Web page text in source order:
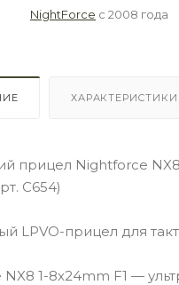
NightForce с 2008 года
ХАРАКТЕРИСТИКИ
прицел Nightforce
C654)
LPVO-прицел для
1-8x24mm F1 —